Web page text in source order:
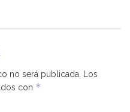
no será publicada.
Los
con *